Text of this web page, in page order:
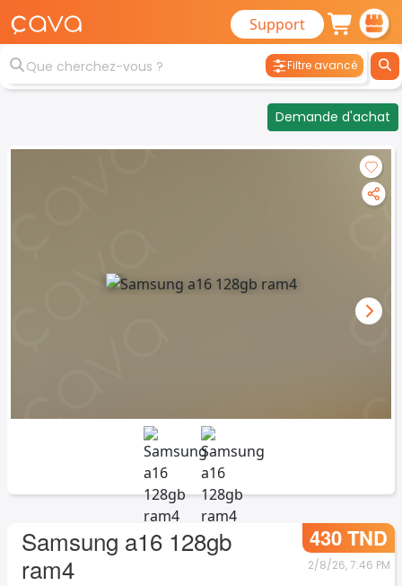
Support
Filtre avancé
Demande d'achat
Samsung a16 128gb
ram4
430 TND
2/8/26, 7:46 PM